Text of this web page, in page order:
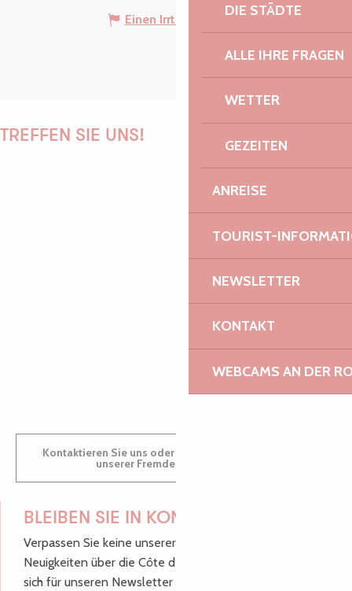
DIE STÄDTE
ALLE IHRE FRAGEN
WETTER
GEZEITEN
ANREISE
TOURIST-
NEWSLETTER
KONTAKT
WEBCAMS AN DER
Einen Irrtum angeben
TREFFEN SIE UNS!
PAULINE
GWENAËLLE
Kontaktieren Sie uns oder besuchen Sie uns in einem
unserer Fremdenverkehrsbüros.
BLEIBEN SIE IN KONTAKT!
Verpassen Sie keine unserer guten Tipps und
Neuigkeiten über die Côte de Granit Rose, melden Sie
sich für unseren Newsletter an.